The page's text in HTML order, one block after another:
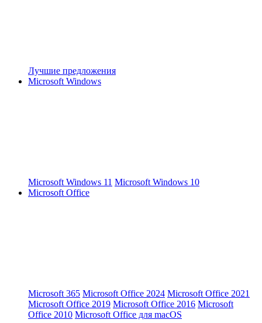
Лучшие предложения
Microsoft Windows
Microsoft Windows 11 Microsoft Windows 10
Microsoft Office
Microsoft 365 Microsoft Office 2024 Microsoft Office 2021
Microsoft Office 2019 Microsoft Office 2016 Microsoft
Office 2010 Microsoft Office для macOS